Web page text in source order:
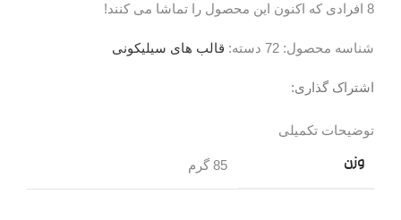
8 افرادی که اکنون این محصول را تماشا می کنند!
شناسه محصول: 72 دسته: قالب های سیلیکونی
اشتراک گذاری:
توضیحات تکمیلی
وزن 85 گرم